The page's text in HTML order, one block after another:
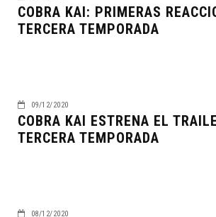
COBRA KAI: PRIMERAS
TERCERA TEMPORADA
09/12/2020
COBRA KAI ESTRENA EL
TERCERA TEMPORADA
08/12/2020